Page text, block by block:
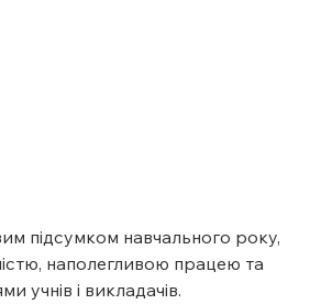
підсумком навчального року,
наполегливою працею та
учнів і викладачів.